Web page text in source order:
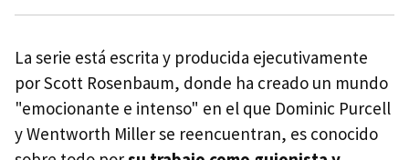
La serie está escrita y producida ejecutivamente
por Scott Rosenbaum, donde ha creado un mundo
"emocionante e intenso" en el que Dominic Purcell
y Wentworth Miller se reencuentran, es conocido